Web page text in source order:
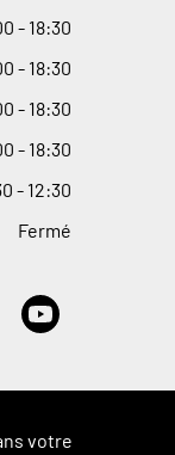
- 18:30
- 18:30
- 18:30
- 18:30
- 12:30
Fermé
votre